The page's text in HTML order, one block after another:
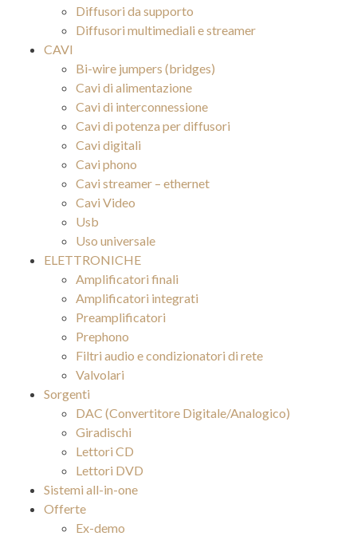
Diffusori da supporto
Diffusori multimediali e streamer
CAVI
Bi-wire jumpers (bridges)
Cavi di alimentazione
Cavi di interconnessione
Cavi di potenza per diffusori
Cavi digitali
Cavi phono
Cavi streamer – ethernet
Cavi Video
Usb
Uso universale
ELETTRONICHE
Amplificatori finali
Amplificatori integrati
Preamplificatori
Prephono
Filtri audio e condizionatori di rete
Valvolari
Sorgenti
DAC (Convertitore Digitale/Analogico)
Giradischi
Lettori CD
Lettori DVD
Sistemi all-in-one
Offerte
Ex-demo